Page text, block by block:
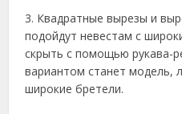
3. Квадратные вырезы и
подойдут невестам с
скрыть с помощью рукава-
вариантом станет модель,
широкие бретели.